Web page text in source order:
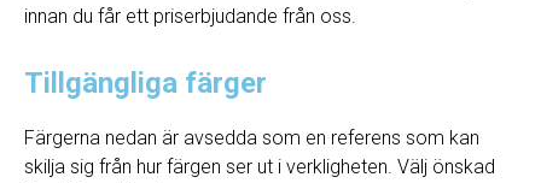
innan du får ett priserbjudande från oss.
Tillgängliga färger
Färgerna nedan är avsedda som en referens som kan
skilja sig från hur färgen ser ut i verkligheten. Välj önskad